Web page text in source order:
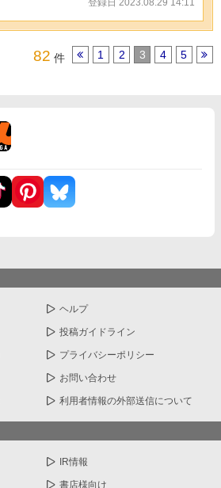
登録日 2023.08.29 14:11
82 件 1 2 3 4 5
ヘルプ
投稿ガイドライン
プライバシーポリシー
お問い合わせ
利用者情報の外部送信について
IR情報
書店様向け